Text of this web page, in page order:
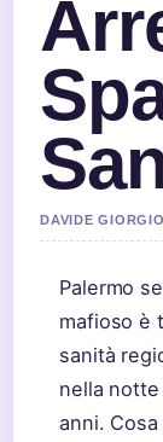
DAVIDE
Palermo
mafioso è
sanità
nella
anni.